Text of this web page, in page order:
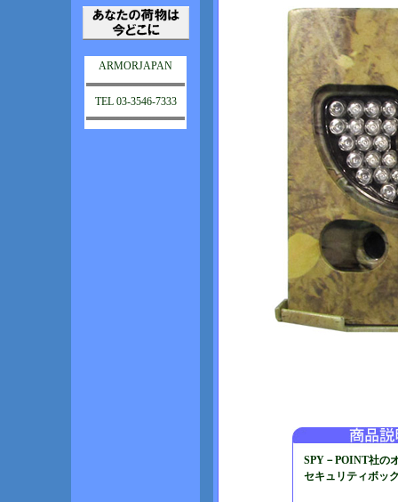
ARMORJAPAN
TEL 03-3546-7333
SPY－POINT社の
セキュリティボッ